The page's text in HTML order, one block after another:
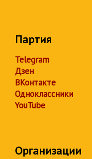
Партия
Telegram
Дзен
ВКонтакте
Одноклассники
YouTube
Организации